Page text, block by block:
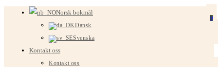
Norsk bokmål
Dansk
Svenska
Kontakt oss
Kontakt oss
0